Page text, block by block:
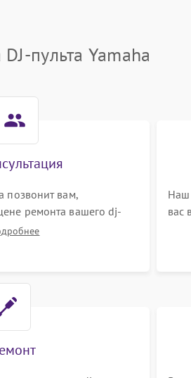
пульта Yamaha
позвонит вам,
ремонта вашего dj-
на все ваши вопросы.
Наш
вас